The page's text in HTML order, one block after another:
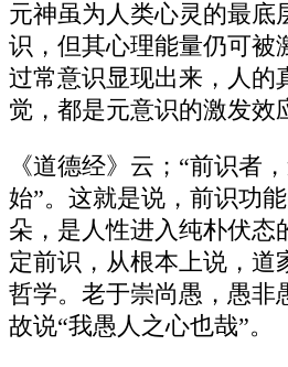
元神虽为人类心灵的最底
识，但其心理能量仍可被
过常意识显现出来，人的
觉，都是元意识的激发效
《道德经》云；“前识者
始”。这就是说，前识功
朵，是人性进入纯朴伏态
定前识，从根本上说，道
哲学。老于崇尚愚，愚非
故说“我愚人之心也哉”。